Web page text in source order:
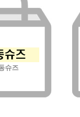
슈즈